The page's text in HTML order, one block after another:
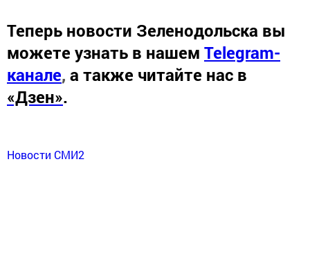
Теперь новости Зеленодольска вы
можете узнать в нашем Telegram-
канале, а также читайте нас в
«Дзен».
Новости СМИ2